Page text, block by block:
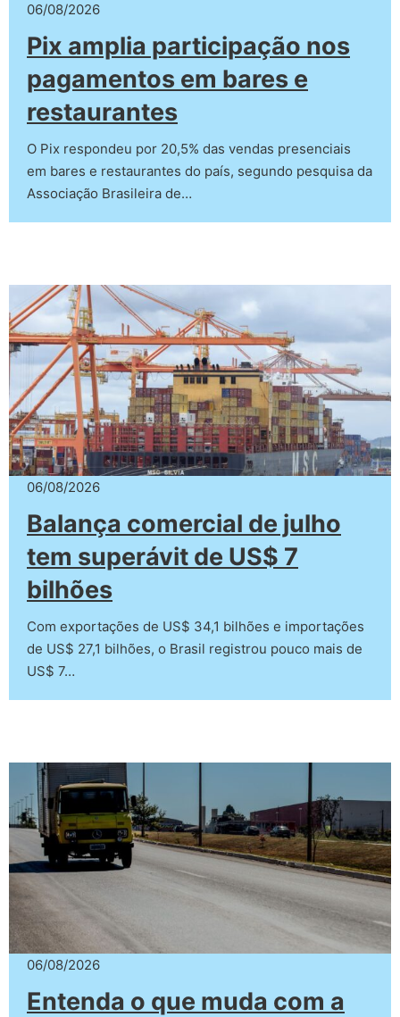
06/08/2026
Pix amplia participação nos
pagamentos em bares e
restaurantes
O Pix respondeu por 20,5% das vendas presenciais
em bares e restaurantes do país, segundo pesquisa da
Associação Brasileira de…
06/08/2026
Balança comercial de julho
tem superávit de US$ 7
bilhões
Com exportações de US$ 34,1 bilhões e importações
de US$ 27,1 bilhões, o Brasil registrou pouco mais de
US$ 7…
06/08/2026
Entenda o que muda com a